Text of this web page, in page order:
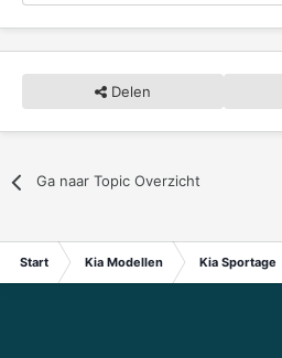
Delen
Ga naar Topic Overzicht
Start Kia Modellen Kia Sportage